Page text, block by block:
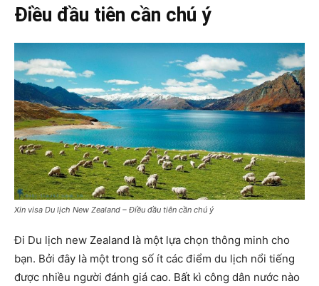
Điều đầu tiên cần chú ý
Xin visa Du lịch New Zealand – Điều đầu tiên cần chú ý
Đi Du lịch new Zealand là một lựa chọn thông minh cho
bạn. Bởi đây là một trong số ít các điểm du lịch nổi tiếng
được nhiều người đánh giá cao. Bất kì công dân nước nào